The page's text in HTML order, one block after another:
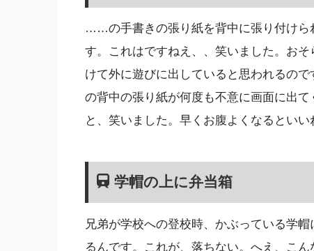
……の手書きの張り紙を背中に張り付けら
す。これはですねえ、、笑いました。お
けて外に遊びに出していると思われるの
の背中の張り紙が何度も不意に画面に出
と、笑いました。早くお腹よくなるといい
学帽の上に弁当箱
兄弟が学校への登校時、かぶっている学
るんです。これが、落ちない。へえ、こ